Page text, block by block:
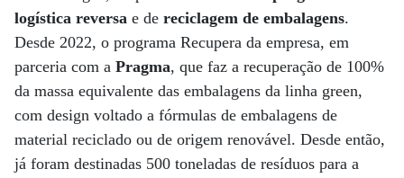
logística reversa e de reciclagem de embalagens.
Desde 2022, o programa Recupera da empresa, em
parceria com a Pragma, que faz a recuperação de 100%
da massa equivalente das embalagens da linha green,
com design voltado a fórmulas de embalagens de
material reciclado ou de origem renovável. Desde então,
já foram destinadas 500 toneladas de resíduos para a